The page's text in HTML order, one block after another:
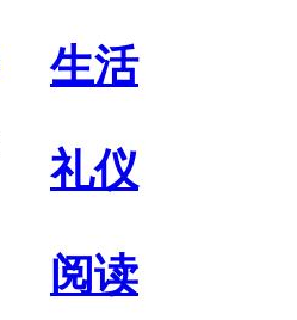
生活
礼仪
阅读